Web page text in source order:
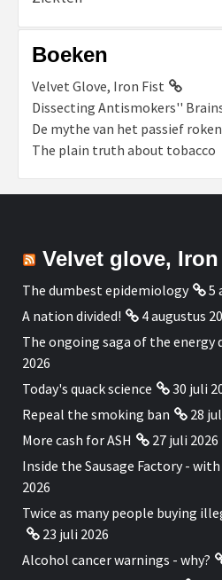
Boeken
Velvet Glove, Iron Fist
Dissecting Antismokers''
De mythe van het passief roken
The plain truth about tobacco
Velvet glove,
The dumbest epidemiology
5
A nation divided!
4 augustus
The ongoing saga of the energy
2026
Today's quack science
30 juli
Repeal the smoking ban
28
More cash for ASH
27 juli 2026
Inside the Sausage Factory -
2026
Twice as many people buying
23 juli 2026
Alcohol cancer warnings - why?